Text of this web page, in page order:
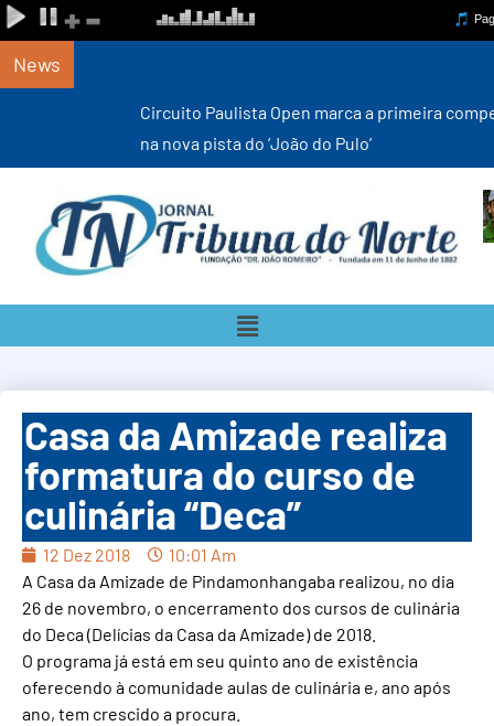
News
Circuito Paulista Open marca a primeira competição estadual
na nova pista do ‘João do Pulo’
Casa da Amizade realiza
formatura do curso de
culinária “Deca”
12 Dez 2018
10:01 Am
A Casa da Amizade de Pindamonhangaba realizou, no dia
26 de novembro, o encerramento dos cursos de culinária
do Deca (Delícias da Casa da Amizade) de 2018.
O programa já está em seu quinto ano de existência
oferecendo à comunidade aulas de culinária e, ano após
ano, tem crescido a procura.